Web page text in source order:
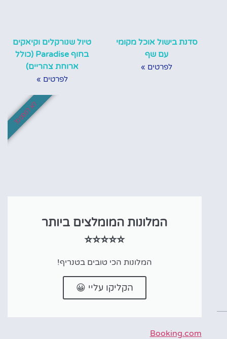
סדנת בישול אוכל מקומי
עם שף
לפרטים »
טיול שנורקלים וקיאקים
בחוף Paradise (כולל
ארוחת צהריים)
לפרטים »
המלונות המומלצים ביותר
⭐⭐⭐⭐⭐
המלונות הכי טובים בטנריף!
הקליקו עליי 😀
לא לפספס!
Booking.com